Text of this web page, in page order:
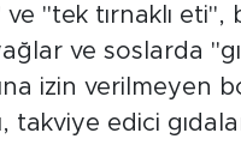
"tek tırnaklı eti",
ve soslarda
izin verilmeyen
takviye edici